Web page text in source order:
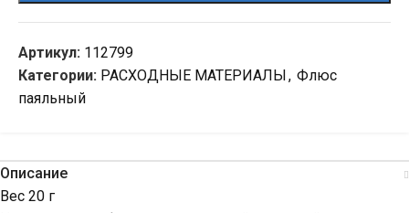
Артикул: 112799
Категории: РАСХОДНЫЕ МАТЕРИАЛЫ, Флюс
паяльный
Описание
Вес 20 г